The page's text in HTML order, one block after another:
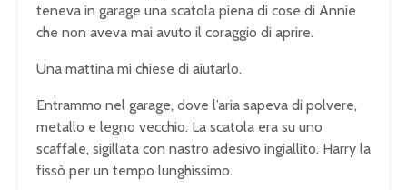
teneva in garage una scatola piena di cose di Annie
che non aveva mai avuto il coraggio di aprire.
Una mattina mi chiese di aiutarlo.
Entrammo nel garage, dove l’aria sapeva di polvere,
metallo e legno vecchio. La scatola era su uno
scaffale, sigillata con nastro adesivo ingiallito. Harry la
fissò per un tempo lunghissimo.